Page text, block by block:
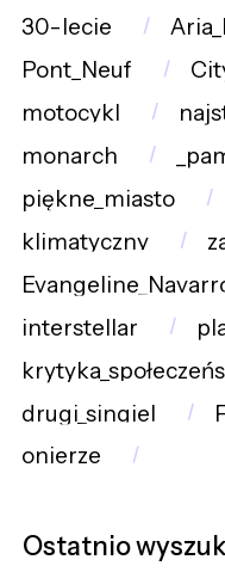
30-lecie
Pont_Neuf
motocykl
monarch
piękne_miasto
klimatyczny
interstellar
drugi_singiel
onierze
Ostatnio